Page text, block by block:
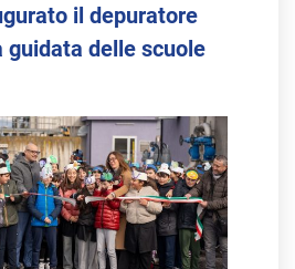
il depuratore
guidata delle scuole